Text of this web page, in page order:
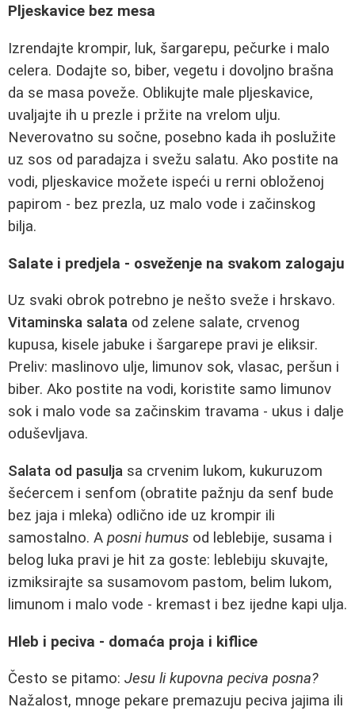
Pljeskavice bez mesa
Izrendajte krompir, luk, šargarepu, pečurke i malo
celera. Dodajte so, biber, vegetu i dovoljno brašna
da se masa poveže. Oblikujte male pljeskavice,
uvaljajte ih u prezle i pržite na vrelom ulju.
Neverovatno su sočne, posebno kada ih poslužite
uz sos od paradajza i svežu salatu. Ako postite na
vodi, pljeskavice možete ispeći u rerni obloženoj
papirom - bez prezla, uz malo vode i začinskog
bilja.
Salate i predjela - osveženje na svakom zalogaju
Uz svaki obrok potrebno je nešto sveže i hrskavo.
Vitaminska salata od zelene salate, crvenog
kupusa, kisele jabuke i šargarepe pravi je eliksir.
Preliv: maslinovo ulje, limunov sok, vlasac, peršun i
biber. Ako postite na vodi, koristite samo limunov
sok i malo vode sa začinskim travama - ukus i dalje
oduševljava.
Salata od pasulja sa crvenim lukom, kukuruzom
šećercem i senfom (obratite pažnju da senf bude
bez jaja i mleka) odlično ide uz krompir ili
samostalno. A posni humus od leblebije, susama i
belog luka pravi je hit za goste: leblebiju skuvajte,
izmiksirajte sa susamovom pastom, belim lukom,
limunom i malo vode - kremast i bez ijedne kapi ulja.
Hleb i peciva - domaća proja i kiflice
Često se pitamo: Jesu li kupovna peciva posna?
Nažalost, mnoge pekare premazuju peciva jajima ili